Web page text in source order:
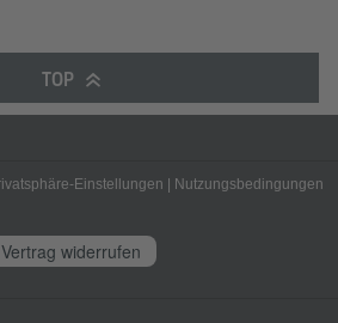
TOP
Einstellungen
Nutzungsbedingungen
Vertrag widerrufen